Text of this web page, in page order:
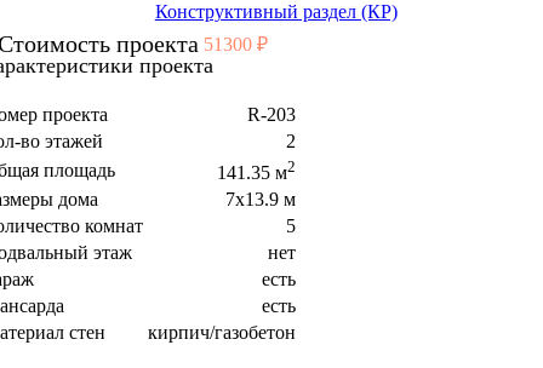
Конструктивный раздел (КР)
проекта 51300 ₽
проекта
проекта
R-203
во этажей
2
площадь
141.35 м2
дома
7x13.9 м
комнат
5
этаж
нет
есть
есть
стен
кирпич/газобетон